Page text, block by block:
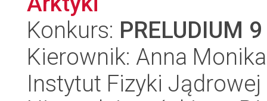
Konkurs: PRELUDIUM 9
Kierownik: Anna
Instytut Fizyki